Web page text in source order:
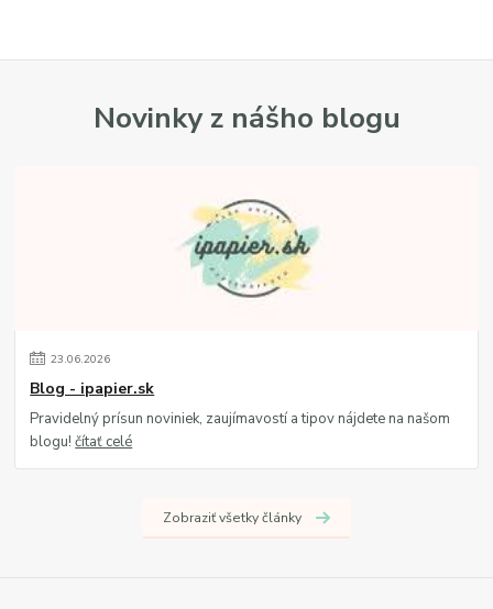
Novinky z nášho blogu
23.06.2026
Blog - ipapier.sk
Pravidelný prísun noviniek, zaujímavostí a tipov nájdete na našom
blogu!čítať celé
Zobraziť všetky články